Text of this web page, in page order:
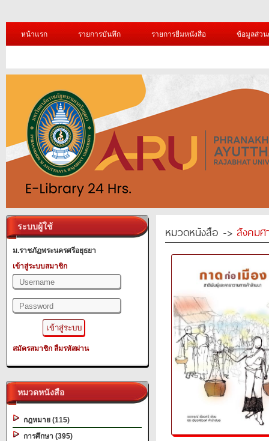
หน้าแรก รายการบันทึก รายการยืมหนังสือ ข้อมูลส่ว
ระบบผู้ใช้
ม.ราชภัฏพระนครศรีอยุธยา
เข้าสู่ระบบสมาชิก
สมัครสมาชิก ลืมรหัสผ่าน
หมวดหนังสือ
กฎหมาย (115)
การศึกษา (395)
หมวดหนังสือ -> สังคมศ